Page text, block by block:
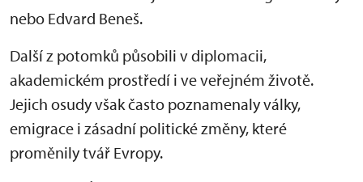
nebo Edvard Beneš.
Další z potomků působili v diplomacii,
akademickém prostředí i ve veřejném životě.
Jejich osudy však často poznamenaly války,
emigrace i zásadní politické změny, které
proměnily tvář Evropy.